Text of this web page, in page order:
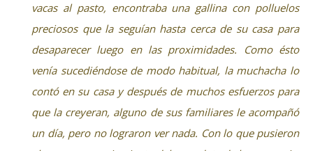
vacas al pasto, encontraba una gallina con polluelos
preciosos que la seguían hasta cerca de su casa para
desaparecer luego en las proximidades. Como ésto
venía sucediéndose de modo habitual, la muchacha lo
contó en su casa y después de muchos esfuerzos para
que la creyeran, alguno de sus familiares le acompañó
un día, pero no lograron ver nada. Con lo que pusieron